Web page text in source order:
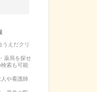
うえだクリ
薬局を探せ
索も可能
や看護師